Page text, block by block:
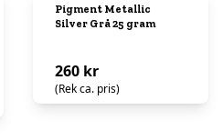
Pigment Metallic
Silver Grå 25 gram
260 kr
(Rek ca. pris)